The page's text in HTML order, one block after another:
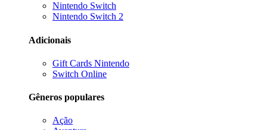
Nintendo Switch
Nintendo Switch 2
Adicionais
Gift Cards Nintendo
Switch Online
Gêneros populares
Ação